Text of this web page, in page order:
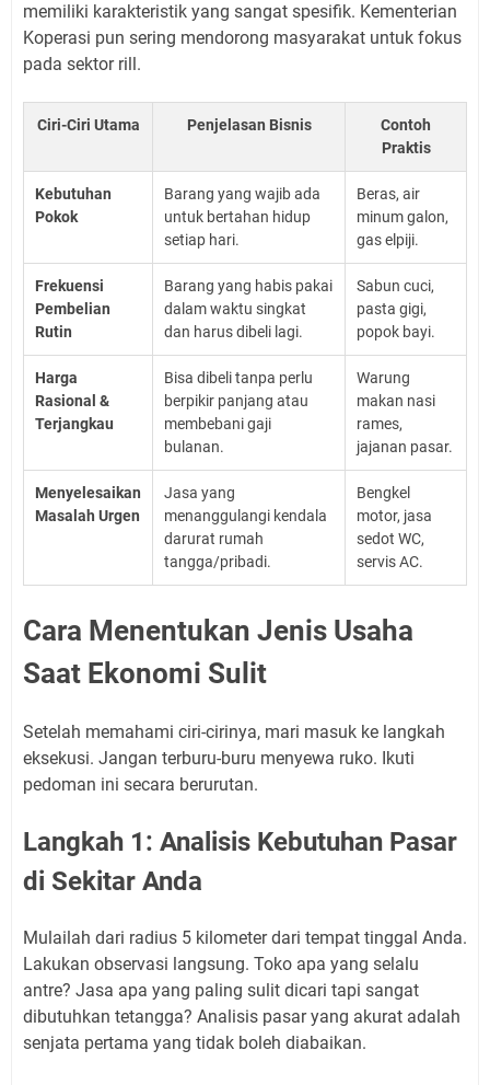
memiliki karakteristik yang sangat spesifik. Kementerian
Koperasi pun sering mendorong masyarakat untuk fokus
pada sektor rill.
Ciri-Ciri Utama Penjelasan Bisnis
Contoh
Praktis
Kebutuhan
Pokok
Barang yang wajib ada
untuk bertahan hidup
setiap hari.
Beras, air
minum galon,
gas elpiji.
Frekuensi
Pembelian
Rutin
Barang yang habis pakai
dalam waktu singkat
dan harus dibeli lagi.
Sabun cuci,
pasta gigi,
popok bayi.
Harga
Rasional &
Terjangkau
Bisa dibeli tanpa perlu
berpikir panjang atau
membebani gaji
bulanan.
Warung
makan nasi
rames,
jajanan pasar.
Menyelesaikan
Masalah Urgen
Jasa yang
menanggulangi kendala
darurat rumah
tangga/pribadi.
Bengkel
motor, jasa
sedot WC,
servis AC.
Cara Menentukan Jenis Usaha
Saat Ekonomi Sulit
Setelah memahami ciri-cirinya, mari masuk ke langkah
eksekusi. Jangan terburu-buru menyewa ruko. Ikuti
pedoman ini secara berurutan.
Langkah 1: Analisis Kebutuhan Pasar
di Sekitar Anda
Mulailah dari radius 5 kilometer dari tempat tinggal Anda.
Lakukan observasi langsung. Toko apa yang selalu
antre? Jasa apa yang paling sulit dicari tapi sangat
dibutuhkan tetangga? Analisis pasar yang akurat adalah
senjata pertama yang tidak boleh diabaikan.